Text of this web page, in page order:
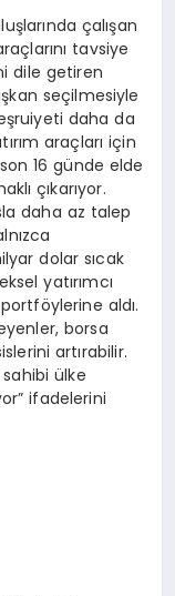
çalışan
tavsiye
dile getiren
seçilmesiyle
daha da
araçları için
16 günde elde
çıkarıyor.
daha az talep
dolar sıcak
yatırımcı
aldı.
borsa
artırabilir.
ülke
ifadelerini